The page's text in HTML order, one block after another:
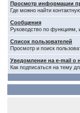
Просмотр информации
Где можно найти
Сообщения
Руководство по функциям,
Список пользователей
Просмотр и поиск
Уведомление на e-mail о
Как подписаться на тему